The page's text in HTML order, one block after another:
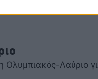
Ολυμπιακός-Λαύριο